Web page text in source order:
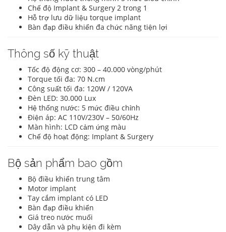
Chế độ Implant & Surgery 2 trong 1
Hỗ trợ lưu dữ liệu torque implant
Bàn đạp điều khiển đa chức năng tiện lợi
Thông số kỹ thuật
Tốc độ động cơ: 300 – 40.000 vòng/phút
Torque tối đa: 70 N.cm
Công suất tối đa: 120W / 120VA
Đèn LED: 30.000 Lux
Hệ thống nước: 5 mức điều chỉnh
Điện áp: AC 110V/230V – 50/60Hz
Màn hình: LCD cảm ứng màu
Chế độ hoạt động: Implant & Surgery
Bộ sản phẩm bao gồm
Bộ điều khiển trung tâm
Motor implant
Tay cắm implant có LED
Bàn đạp điều khiển
Giá treo nước muối
Dây dẫn và phụ kiện đi kèm